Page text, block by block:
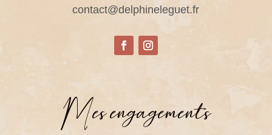
contact@delphineleguet.fr
Mes engagements